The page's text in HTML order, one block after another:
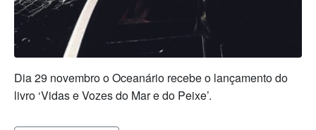
Dia 29 novembro o Oceanário recebe o lançamento do
livro ‘Vidas e Vozes do Mar e do Peixe’.